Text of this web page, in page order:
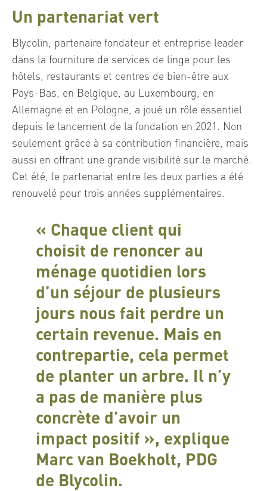
Un partenariat vert
Blycolin, partenaire fondateur et entreprise leader
dans la fourniture de services de linge pour les
hôtels, restaurants et centres de bien-être aux
Pays-Bas, en Belgique, au Luxembourg, en
Allemagne et en Pologne, a joué un rôle essentiel
depuis le lancement de la fondation en 2021. Non
seulement grâce à sa contribution financière, mais
aussi en offrant une grande visibilité sur le marché.
Cet été, le partenariat entre les deux parties a été
renouvelé pour trois années supplémentaires.
« Chaque client qui
choisit de renoncer au
ménage quotidien lors
d’un séjour de plusieurs
jours nous fait perdre un
certain revenue. Mais en
contrepartie, cela permet
de planter un arbre. Il n’y
a pas de manière plus
concrète d’avoir un
impact positif », explique
Marc van Boekholt, PDG
de Blycolin.